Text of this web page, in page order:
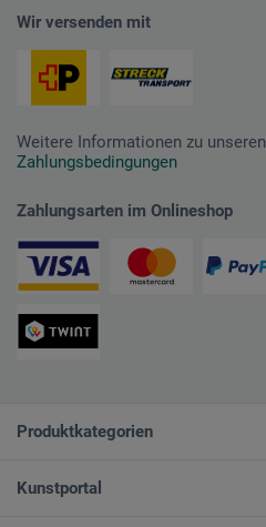
Wir versenden mit
Weitere Informationen zu unseren
Zahlungsbedingungen
Zahlungsarten im Onlineshop
Produktkategorien
Kunstportal